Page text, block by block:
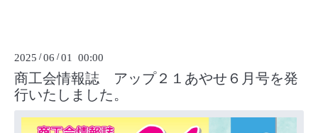
2025 /06 /01 00:00
商工会情報誌 アップ２１あやせ６月号を発
行いたしました。